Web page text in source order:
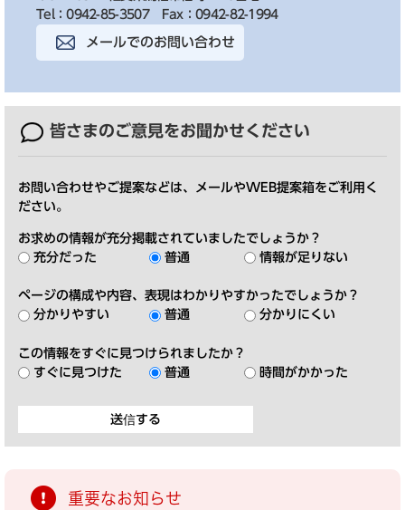
Tel：0942-85-3507
Fax：0942-82-1994
メールでのお問い合わせ
皆さまのご意見をお聞かせください
お問い合わせやご提案などは、メールやWEB提案箱をご利用く
ださい。
お求めの情報が充分掲載されていましたでしょうか？
充分だった
普通 情報が足りない
ページの構成や内容、表現はわかりやすかったでしょうか？
分かりやすい
普通 分かりにくい
この情報をすぐに見つけられましたか？
すぐに見つけた
普通 時間がかかった
重要なお知らせ